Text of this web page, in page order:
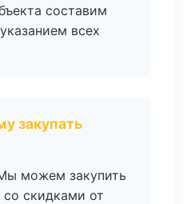
составим
всех
закупать
можем закупить
скидками от